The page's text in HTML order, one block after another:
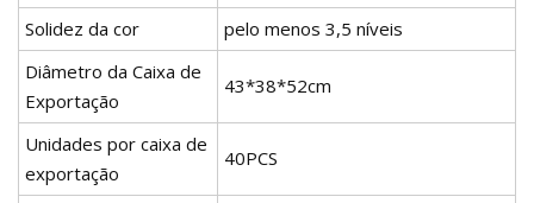
Solidez da cor
pelo menos 3,5 níveis
Diâmetro da Caixa de
Exportação
43*38*52cm
Unidades por caixa de
exportação
40PCS